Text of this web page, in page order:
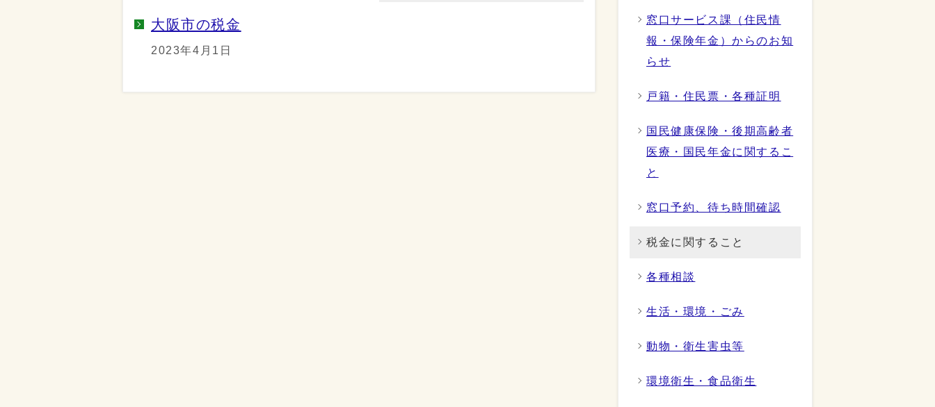
大阪市の税金
2023年4月1日
窓口サービス課（住民情
報・保険年金）からのお知
らせ
戸籍・住民票・各種証明
国民健康保険・後期高齢者
医療・国民年金に関するこ
と
窓口予約、待ち時間確認
税金に関すること
各種相談
生活・環境・ごみ
動物・衛生害虫等
環境衛生・食品衛生